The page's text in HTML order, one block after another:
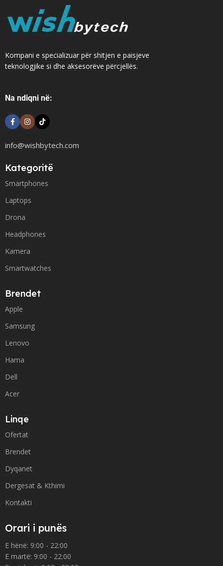
Kompani e specializuar për shitjen e paisjeve
teknologjike si dhe aksesorëve përcjellës.
Na ndiqni në:
info@wishbytech.com
Kategoritë
Smartphones
Laptops
Drona
Headphones
Kamera
Smartwatches
Brendet
Apple
Samsung
Lenovo
Hama
Dell
Acer
Linqe
Ofertat
Brendet
Dyqanet
Dergesat & Kthimi
Kontakti
Orari i punës
E hënë: 9:00 - 22:00
E martë: 9:00 - 22:00